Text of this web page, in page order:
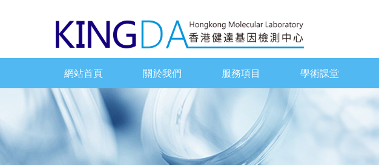
網站首頁 關於我們 服務項目 學術課堂